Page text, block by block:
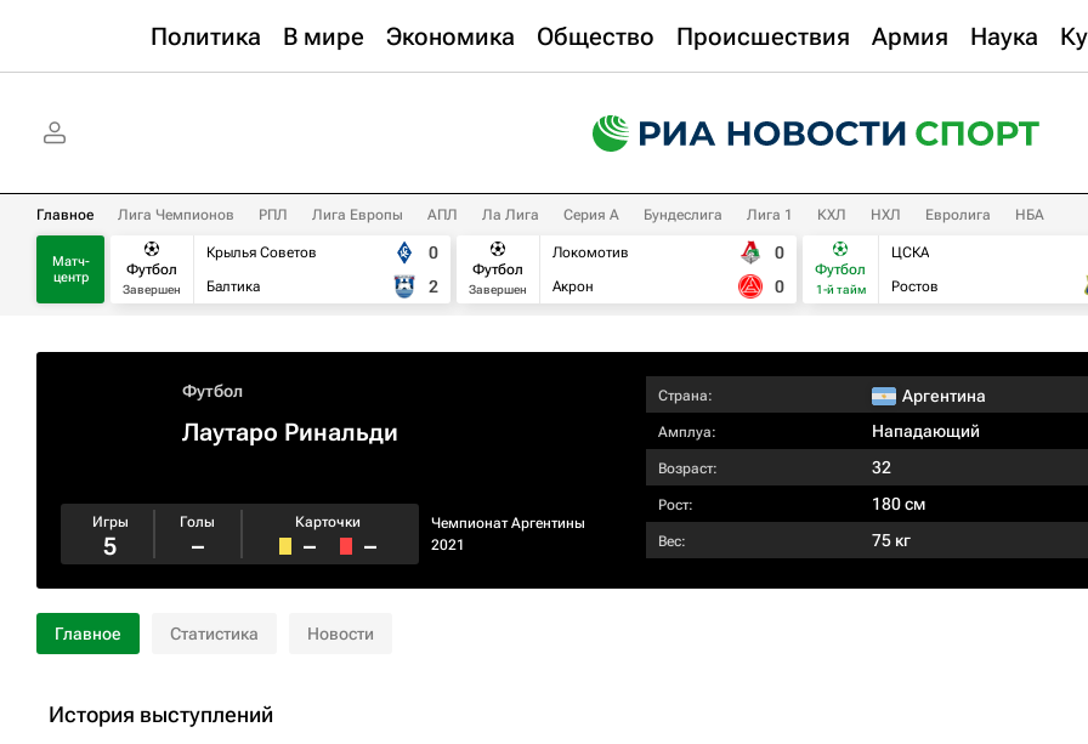
Политика В мире Экономика Общество Происшествия Армия Наука
Главное Лига Чемпионов РПЛ Лига Европы АПЛ Ла Лига Серия А Бундеслига Лига 1 КХЛ НХЛ Евролига НБА
Матч-
центр
Футбол
Завершен
Крылья Советов
Балтика
0
2
Футбол
Завершен
Локомотив
Акрон
0
0
Футбол
1-й тайм
ЦСКА
Ростов
Футбол
Лаутаро Ринальди
Чемпионат Аргентины
2021
Игры
5
Голы
–
Карточки
– –
Страна: Аргентина
Амплуа: Нападающий
Возраст: 32
Рост: 180 см
Вес: 75 кг
Главное Статистика Новости
История выступлений